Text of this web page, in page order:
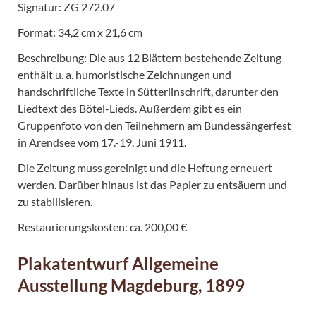
Signatur: ZG 272.07
Format: 34,2 cm x 21,6 cm
Beschreibung: Die aus 12 Blättern bestehende Zeitung
enthält u. a. humoristische Zeichnungen und
handschriftliche Texte in Sütterlinschrift, darunter den
Liedtext des Bötel-Lieds. Außerdem gibt es ein
Gruppenfoto von den Teilnehmern am Bundessängerfest
in Arendsee vom 17.-19. Juni 1911.
Die Zeitung muss gereinigt und die Heftung erneuert
werden. Darüber hinaus ist das Papier zu entsäuern und
zu stabilisieren.
Restaurierungskosten: ca. 200,00 €
Plakatentwurf Allgemeine
Ausstellung Magdeburg, 1899